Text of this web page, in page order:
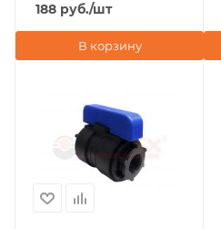
188 руб./шт
В корзину